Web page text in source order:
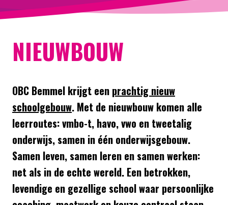
NIEUWBOUW
OBC Bemmel krijgt een prachtig nieuw
schoolgebouw. Met de nieuwbouw komen alle
leerroutes: vmbo-t, havo, vwo en tweetalig
onderwijs, samen in één onderwijsgebouw.
Samen leven, samen leren en samen werken:
net als in de echte wereld. Een betrokken,
levendige en gezellige school waar persoonlijke